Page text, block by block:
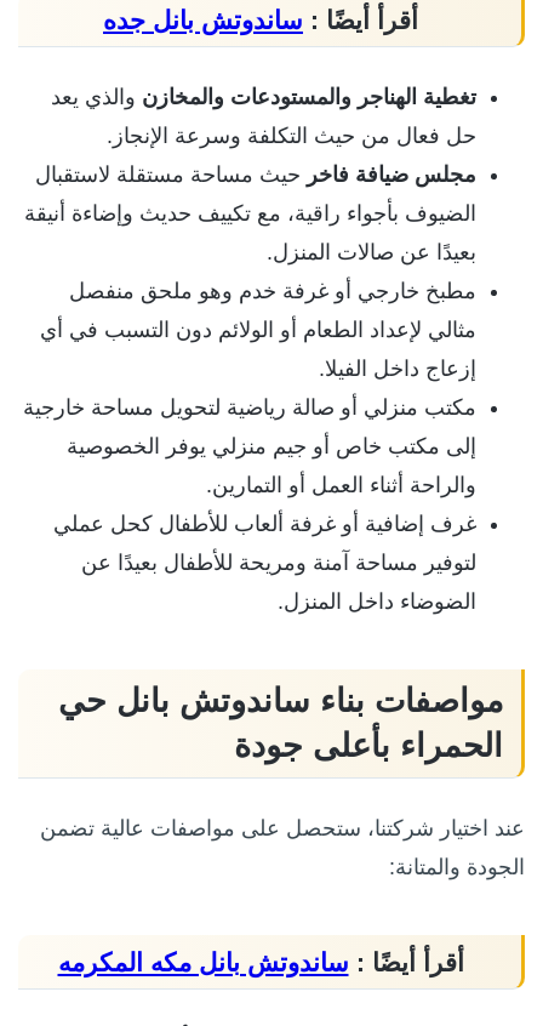
أقرأ أيضًا : ساندوتش بانل جده
تغطية الهناجر والمستودعات والمخازن والذي يعد
حل فعال من حيث التكلفة وسرعة الإنجاز.
مجلس ضيافة فاخر حيث مساحة مستقلة لاستقبال
الضيوف بأجواء راقية، مع تكييف حديث وإضاءة أنيقة
بعيدًا عن صالات المنزل.
مطبخ خارجي أو غرفة خدم وهو ملحق منفصل
مثالي لإعداد الطعام أو الولائم دون التسبب في أي
إزعاج داخل الفيلا.
مكتب منزلي أو صالة رياضية لتحويل مساحة خارجية
إلى مكتب خاص أو جيم منزلي يوفر الخصوصية
والراحة أثناء العمل أو التمارين.
غرف إضافية أو غرفة ألعاب للأطفال كحل عملي
لتوفير مساحة آمنة ومريحة للأطفال بعيدًا عن
الضوضاء داخل المنزل.
مواصفات بناء ساندوتش بانل حي
الحمراء بأعلى جودة
عند اختيار شركتنا، ستحصل على مواصفات عالية تضمن
الجودة والمتانة:
أقرأ أيضًا : ساندوتش بانل مكه المكرمه